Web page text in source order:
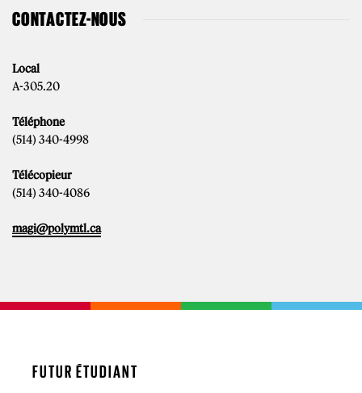
CONTACTEZ-NOUS
Local
A-305.20
Téléphone
(514) 340-4998
Télécopieur
(514) 340-4086
magi@polymtl.ca
FUTUR ÉTUDIANT